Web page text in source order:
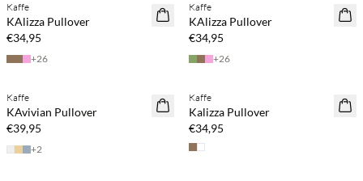
NEUHEITEN
Kaffe
KAlizza Pullover
€34,95
+26
NEUHEITEN
Kaffe
KAlizza Pullover
€34,95
+26
NEUHEITEN
Kaffe
KAvivian Pullover
€39,95
+2
NEUHEITEN
Kaffe
Kalizza Pullover
€34,95